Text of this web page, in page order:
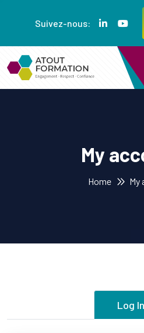
Suivez-nous:
My
Home My
Log In